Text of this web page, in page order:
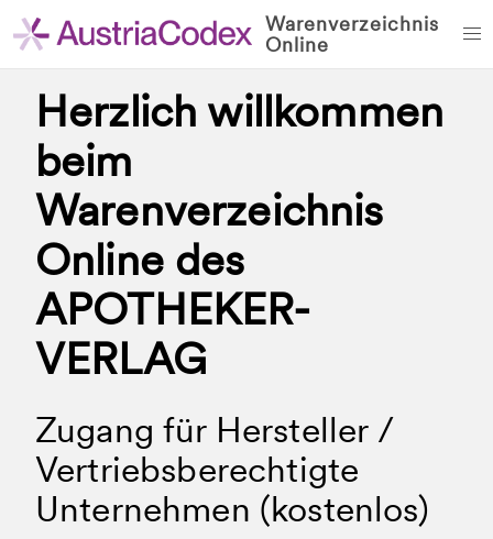
Warenverzeichnis
Online
Herzlich willkommen
beim
Warenverzeichnis
Online des
APOTHEKER-
VERLAG
Zugang für Hersteller /
Vertriebsberechtigte
Unternehmen (kostenlos)